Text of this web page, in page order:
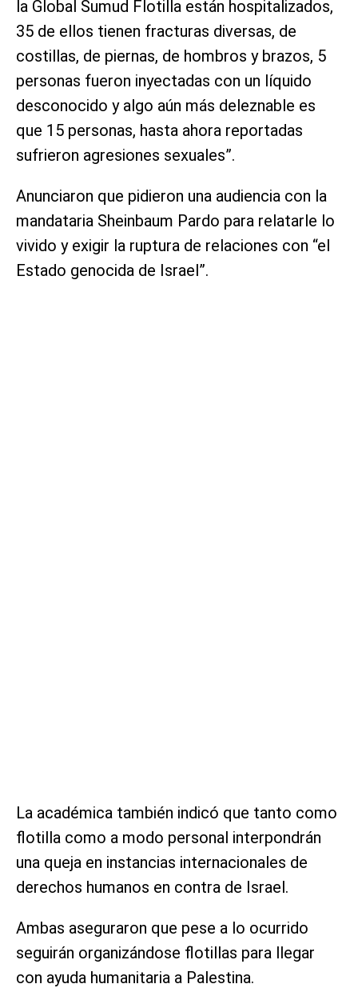
la Global Sumud Flotilla están hospitalizados,
35 de ellos tienen fracturas diversas, de
costillas, de piernas, de hombros y brazos, 5
personas fueron inyectadas con un líquido
desconocido y algo aún más deleznable es
que 15 personas, hasta ahora reportadas
sufrieron agresiones sexuales”.
Anunciaron que pidieron una audiencia con la
mandataria Sheinbaum Pardo para relatarle lo
vivido y exigir la ruptura de relaciones con “el
Estado genocida de Israel”.
La académica también indicó que tanto como
flotilla como a modo personal interpondrán
una queja en instancias internacionales de
derechos humanos en contra de Israel.
Ambas aseguraron que pese a lo ocurrido
seguirán organizándose flotillas para llegar
con ayuda humanitaria a Palestina.